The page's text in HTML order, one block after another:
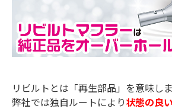
リビルトとは「再生部品」を意味しま
弊社では独自ルートにより状態の良い